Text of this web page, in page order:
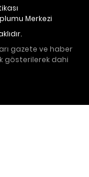
Merkezi
gazete ve haber
gösterilerek dahi